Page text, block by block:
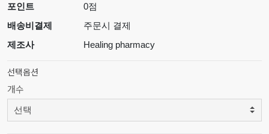
포인트
0점
배송비결제
주문시 결제
제조사
Healing pharmacy
선택옵션
개수